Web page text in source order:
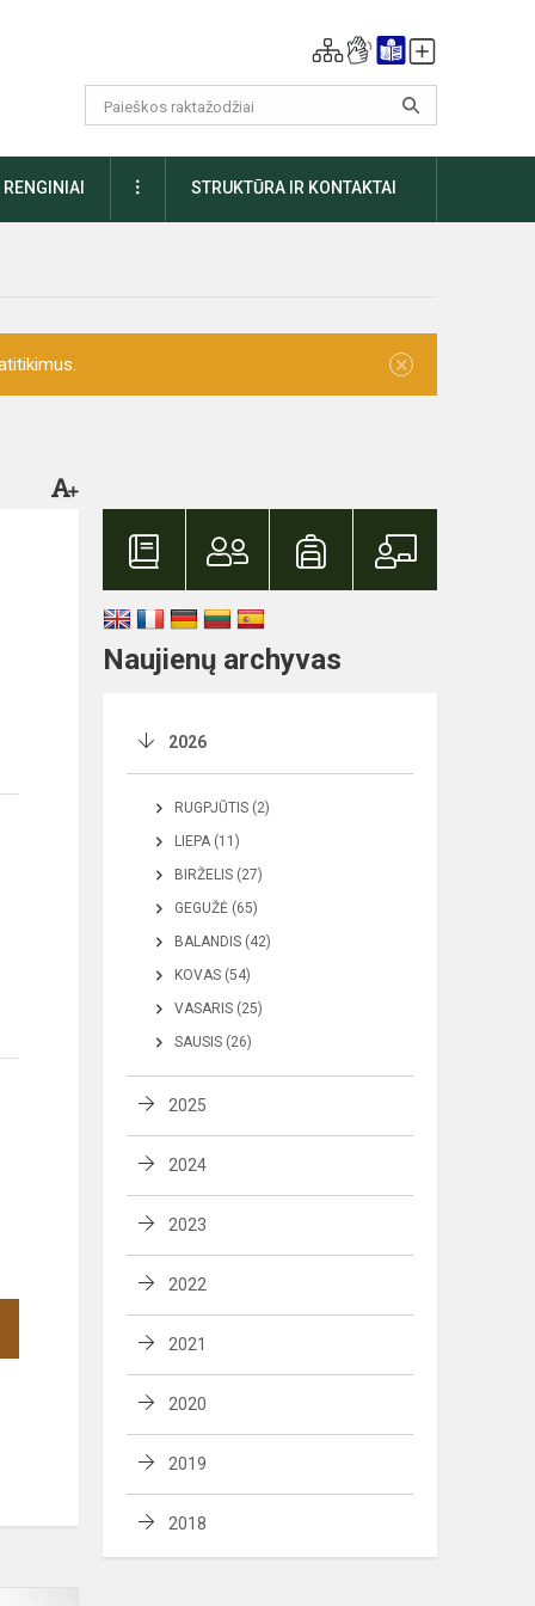
RENGINIAI DAUGIAUSTRUKTŪRA IR KONTAKTAI
×
Naujienų archyvas
2026
RUGPJŪTIS (2)
LIEPA (11)
BIRŽELIS (27)
GEGUŽĖ (65)
BALANDIS (42)
KOVAS (54)
VASARIS (25)
SAUSIS (26)
2025
2024
2023
2022
2021
2020
2019
2018